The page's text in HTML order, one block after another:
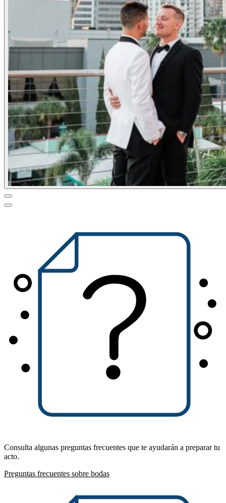
Consulta algunas preguntas frecuentes que te ayudarán a preparar tu
acto.
Preguntas frecuentes sobre bodas